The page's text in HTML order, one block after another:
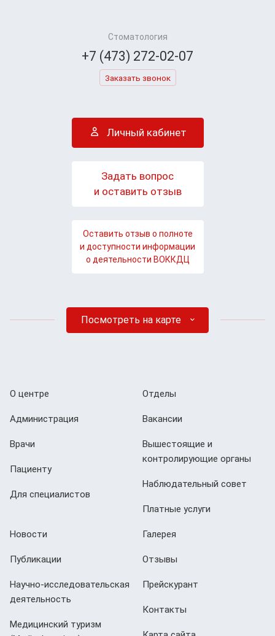
Стоматология
+7 (473) 272-02-07
Заказать звонок
Личный кабинет
Задать вопрос
и оставить отзыв
Оставить отзыв о полноте
и доступности информации
о деятельности ВОККДЦ
Посмотреть на карте
О центре
Администрация
Врачи
Пациенту
Для специалистов
Отделы
Вакансии
Вышестоящие и
контролирующие органы
Наблюдательный совет
Платные услуги
Новости
Публикации
Научно-исследовательская
деятельность
Медицинский туризм
Галерея
Отзывы
Прейскурант
Контакты